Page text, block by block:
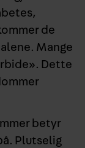
de
Mange
Dette
betyr
Plutselig